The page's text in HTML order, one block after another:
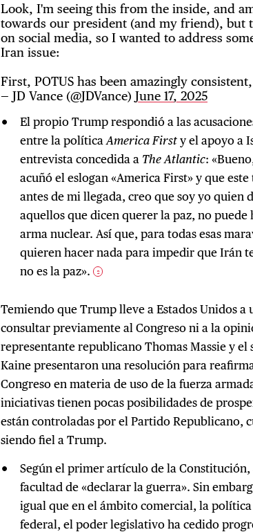
Look, I'm seeing this from the inside, and
towards our president (and my friend), but
on social media, so I wanted to address
Iran issue:
First, POTUS has been amazingly
— JD Vance (@JDVance)June 17, 2025
El propio Trump respondió a las
entre la políticaAmerica Firsty el apoyo a
entrevista concedida a The Atlantic:
acuñó el eslogan «America First» y que
antes de mi llegada, creo que soy yo quien
aquellos que dicen querer la paz, no
arma nuclear. Así que, para todas esas
quieren hacer nada para impedir que Irán
no es la paz».
2
Temiendo que Trump lleve a Estados Unidos
consultar previamente al Congreso ni a la
representante republicano Thomas Massie y
Kaine presentaron una resolución para
Congreso en materia de uso de la fuerza
iniciativas tienen pocas posibilidades de
están controladas por el Partido Republicano,
siendo fiel a Trump.
Según el primer artículo de la Constitución,
facultad de «declarar la guerra». Sin
igual que en el ámbito comercial, la
federal, el poder legislativo ha cedido